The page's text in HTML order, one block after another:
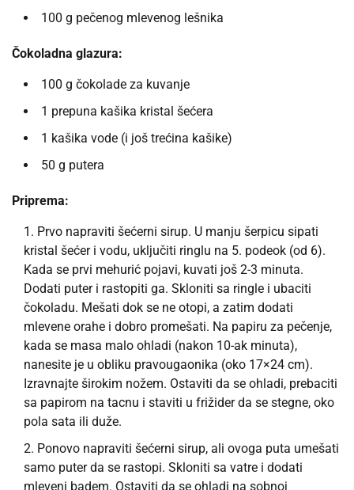
100 g pečenog mlevenog lešnika
Čokoladna glazura:
100 g čokolade za kuvanje
1 prepuna kašika kristal šećera
1 kašika vode (i još trećina kašike)
50 g putera
Priprema:
Prvo napraviti šećerni sirup. U manju šerpicu sipati
kristal šećer i vodu, uključiti ringlu na 5. podeok (od 6).
Kada se prvi mehurić pojavi, kuvati još 2-3 minuta.
Dodati puter i rastopiti ga. Skloniti sa ringle i ubaciti
čokoladu. Mešati dok se ne otopi, a zatim dodati
mlevene orahe i dobro promešati. Na papiru za pečenje,
kada se masa malo ohladi (nakon 10-ak minuta),
nanesite je u obliku pravougaonika (oko 17×24 cm).
Izravnajte širokim nožem. Ostaviti da se ohladi, prebaciti
sa papirom na tacnu i staviti u frižider da se stegne, oko
pola sata ili duže.
Ponovo napraviti šećerni sirup, ali ovoga puta umešati
samo puter da se rastopi. Skloniti sa vatre i dodati
mleveni badem. Ostaviti da se ohladi na sobnoj